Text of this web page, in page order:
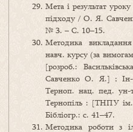
Мета і результат
підходу / О. Я.
№ 3. – С. 10–15.
Методика
навч. курсу (за
[розроб.:
Савченко О. Я.] ; Ін-
Терноп. нац. пед. ун-
Тернопіль : [ТНПУ
Бібліогр.: с. 41–47.
Методика роботи з